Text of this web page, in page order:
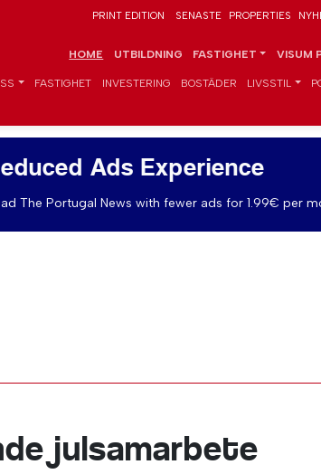
PRINT EDITION SENASTE PROPERTIES
HOME UTBILDNING FASTIGHET VISUM
FASTIGHET INVESTERING BOSTÄDER LIVSSTIL
Ads Experience
The Portugal News with fewer ads for 1.99€ per
julsamarbete